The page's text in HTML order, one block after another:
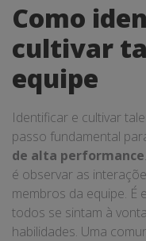
Como
cultivar
equipe
Identificar e cultivar
passo fundamental
de alta performance
é observar as
membros da equipe. É
todos se sintam à
habilidades. Uma